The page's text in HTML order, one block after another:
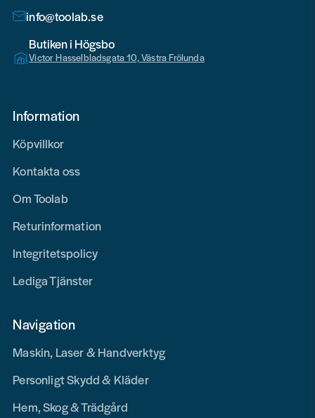
info@toolab.se
Butiken i Högsbo
Victor Hasselbladsgata 10, Västra Frölunda
Information
Köpvillkor
Kontakta oss
Om Toolab
Returinformation
Integritetspolicy
Lediga Tjänster
Navigation
Maskin, Laser & Handverktyg
Personligt Skydd & Kläder
Hem, Skog & Trädgård